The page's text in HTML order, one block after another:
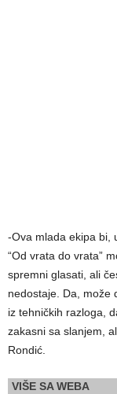
-Ova mlada ekipa bi,
“Od vrata do vrata”
spremni glasati, ali
nedostaje. Da, može
iz tehničkih razloga,
zakasni sa slanjem,
Rondić.